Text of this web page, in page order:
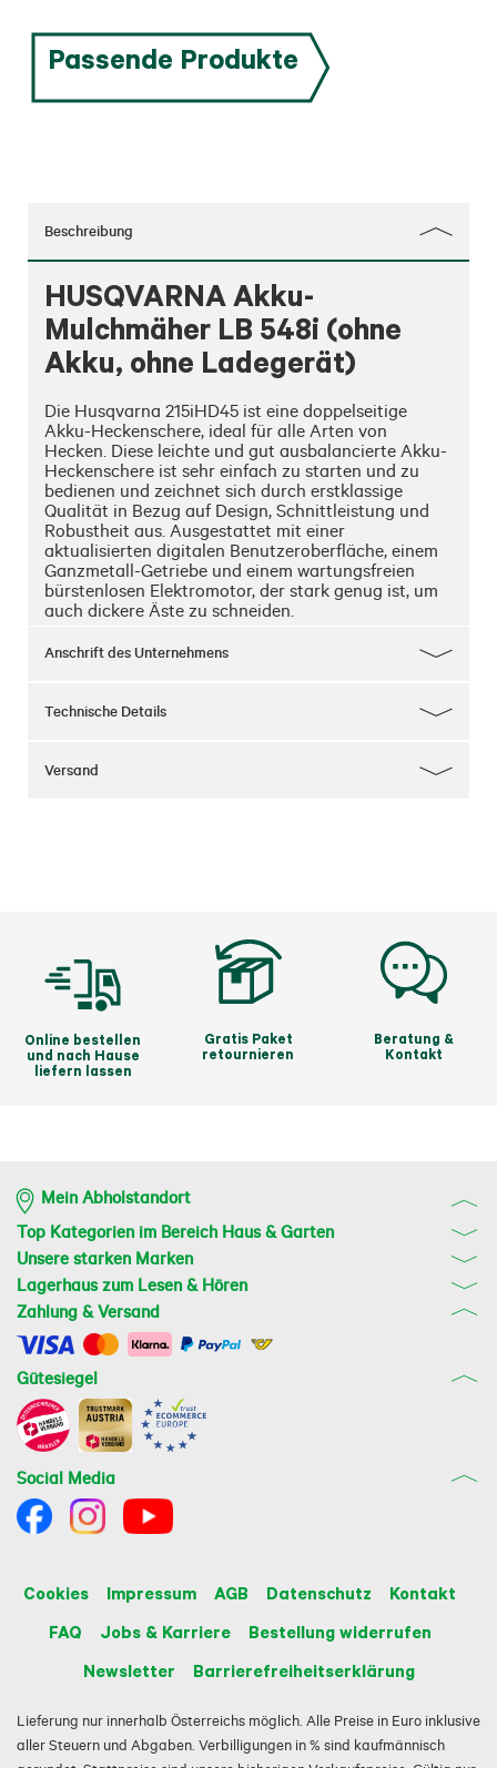
Passende Produkte
Beschreibung
HUSQVARNA Akku-
Mulchmäher LB 548i (ohne
Akku, ohne Ladegerät)
Die Husqvarna 215iHD45 ist eine doppelseitige
Akku-Heckenschere, ideal für alle Arten von
Hecken. Diese leichte und gut ausbalancierte Akku-
Heckenschere ist sehr einfach zu starten und zu
bedienen und zeichnet sich durch erstklassige
Qualität in Bezug auf Design, Schnittleistung und
Robustheit aus. Ausgestattet mit einer
aktualisierten digitalen Benutzeroberfläche, einem
Ganzmetall-Getriebe und einem wartungsfreien
bürstenlosen Elektromotor, der stark genug ist, um
auch dickere Äste zu schneiden.
Anschrift des Unternehmens
Technische Details
Versand
Online bestellen
und nach Hause
liefern lassen
Gratis Paket
retournieren
Beratung &
Kontakt
Mein Abholstandort
Top Kategorien im Bereich Haus & Garten
Unsere starken Marken
Lagerhaus zum Lesen & Hören
Zahlung & Versand
Gütesiegel
Social Media
Cookies Impressum AGB Datenschutz
Kontakt
FAQ
Jobs & Karriere
Bestellung widerrufen
Newsletter
Barrierefreiheitserklärung
Lieferung nur innerhalb Österreichs möglich. Alle Preise in Euro inklusive
aller Steuern und Abgaben. Verbilligungen in % sind kaufmännisch